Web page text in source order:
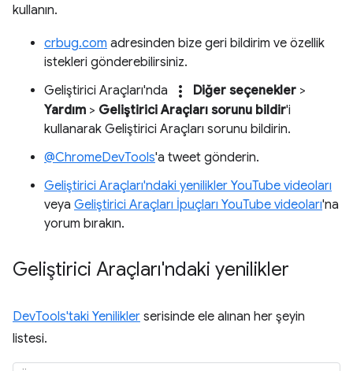
kullanın.
crbug.com adresinden bize geri bildirim ve özellik
istekleri gönderebilirsiniz.
Geliştirici Araçları'nda
more_vert Diğer seçenekler >
Yardım > Geliştirici Araçları sorunu bildir'i
kullanarak Geliştirici Araçları sorunu bildirin.
@ChromeDevTools'a tweet gönderin.
Geliştirici Araçları'ndaki yenilikler YouTube videoları
veya Geliştirici Araçları İpuçları YouTube videoları'na
yorum bırakın.
Geliştirici Araçları'ndaki yenilikler
DevTools'taki Yenilikler serisinde ele alınan her şeyin
listesi.